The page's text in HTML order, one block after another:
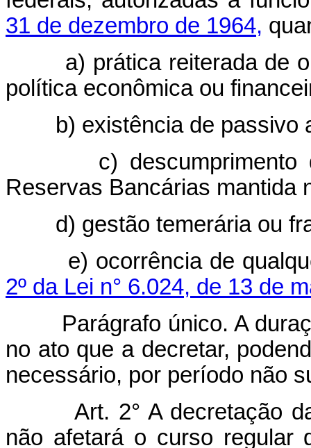
31 de dezembro de 1964,
a) prática reiterada de
política econômica ou
b) existência de passivo
c) descumprimento
Reservas Bancárias mantida
d) gestão temerária ou
e) ocorrência de
2º da Lei n° 6.024, de 13 de
Parágrafo único. A
no ato que a decretar,
necessário, por período não
Art. 2° A decretação
não afetará o curso regular